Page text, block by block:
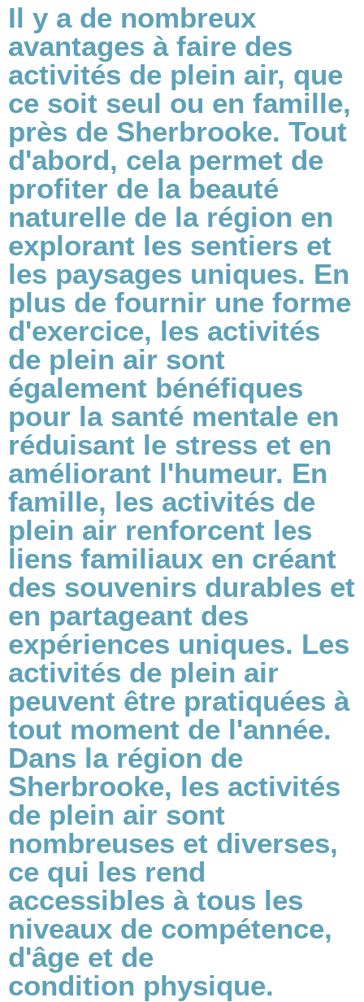
Il y a de nombreux
avantages à faire des
activités de plein air, que
ce soit seul ou en famille,
près de Sherbrooke. Tout
d'abord, cela permet de
profiter de la beauté
naturelle de la région en
explorant les sentiers et
les paysages uniques. En
plus de fournir une forme
d'exercice, les activités
de plein air sont
également bénéfiques
pour la santé mentale en
réduisant le stress et en
améliorant l'humeur. En
famille, les activités de
plein air renforcent les
liens familiaux en créant
des souvenirs durables et
en partageant des
expériences uniques. Les
activités de plein air
peuvent être pratiquées à
tout moment de l'année.
Dans la région de
Sherbrooke, les activités
de plein air sont
nombreuses et diverses,
ce qui les rend
accessibles à tous les
niveaux de compétence,
d'âge et de
condition physique.